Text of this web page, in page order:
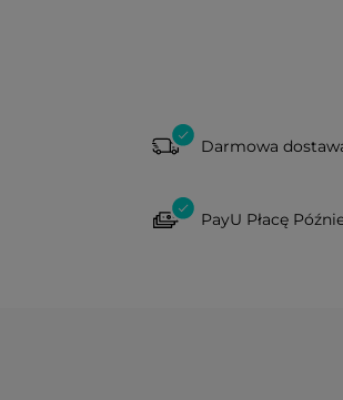
Darmowa
PayU Płacę